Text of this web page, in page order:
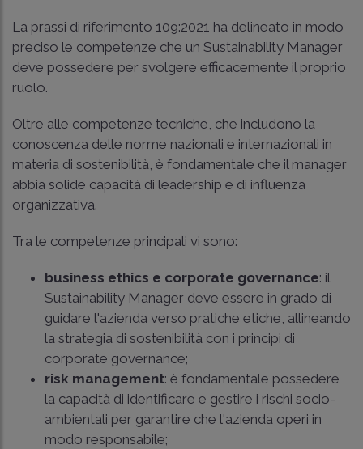
La prassi di riferimento 109:2021 ha delineato in modo
preciso le competenze che un Sustainability Manager
deve possedere per svolgere efficacemente il proprio
ruolo.
Oltre alle competenze tecniche, che includono la
conoscenza delle norme nazionali e internazionali in
materia di sostenibilità, è fondamentale che il manager
abbia solide capacità di leadership e di influenza
organizzativa.
Tra le competenze principali vi sono:
business ethics e corporate governance: il
Sustainability Manager deve essere in grado di
guidare l'azienda verso pratiche etiche, allineando
la strategia di sostenibilità con i principi di
corporate governance;
risk management: è fondamentale possedere
la capacità di identificare e gestire i rischi socio-
ambientali per garantire che l'azienda operi in
modo responsabile;